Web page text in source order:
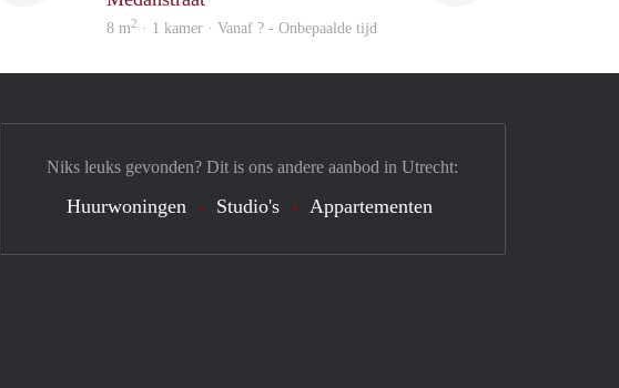
8 m2 · 1 kamer · Vanaf ? - Onbepaalde tijd
Niks leuks gevonden? Dit is ons andere aanbod in Utrecht:
Huurwoningen Studio's Appartementen